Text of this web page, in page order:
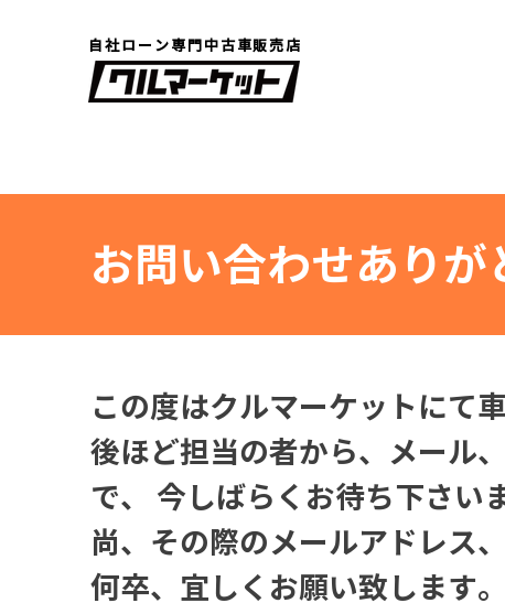
自社ローン専門中古車販売店
お問い合わせありが
この度はクルマーケットにて
後ほど担当の者から、メール
で、 今しばらくお待ち下さい
尚、その際のメールアドレス
何卒、宜しくお願い致します。